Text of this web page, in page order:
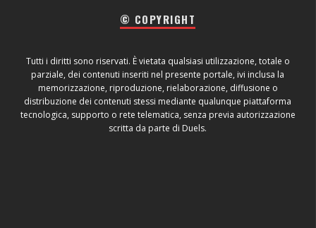
© COPYRIGHT
Tutti i diritti sono riservati. È vietata qualsiasi utilizzazione, totale o
parziale, dei contenuti inseriti nel presente portale, ivi inclusa la
memorizzazione, riproduzione, rielaborazione, diffusione o
distribuzione dei contenuti stessi mediante qualunque piattaforma
tecnologica, supporto o rete telematica, senza previa autorizzazione
scritta da parte di Duels.